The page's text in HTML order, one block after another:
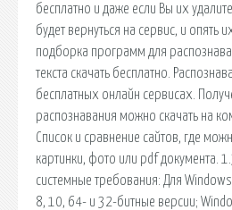
бесплатно и даже если Вы их
будет вернуться на сервис, и опять
подборка программ для
текста скачать бесплатно.
бесплатных онлайн сервисах.
распознавания можно скачать на
Список и сравнение сайтов, где
картинки, фото или pdf документа.
системные требования: Для
8, 10, 64- и 32-битные версии;